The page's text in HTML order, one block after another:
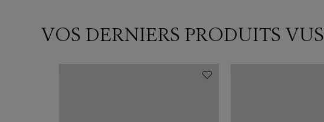
VOS DERNIERS PRODUITS VUS